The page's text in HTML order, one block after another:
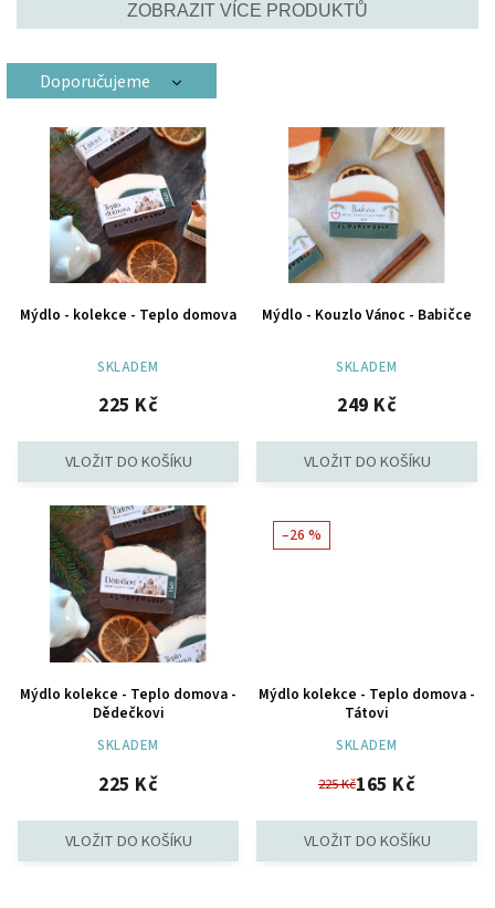
ZOBRAZIT VÍCE PRODUKTŮ
Doporučujeme
Nejdražší
Nejprodávanější
Abecedně
Mýdlo - kolekce - Teplo domova
SKLADEM
225 Kč
Mýdlo - Kouzlo Vánoc - Babičce
SKLADEM
249 Kč
Mýdlo kolekce - Teplo domova -
Dědečkovi
SKLADEM
225 Kč
–26 %
Mýdlo kolekce - Teplo domova -
Tátovi
SKLADEM
225 Kč165 Kč